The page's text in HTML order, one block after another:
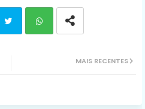
ap
MAIS RECENTES